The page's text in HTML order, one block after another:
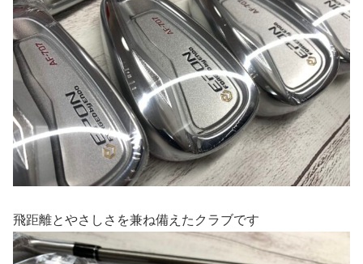
飛距離とやさしさを兼ね備えたクラブです